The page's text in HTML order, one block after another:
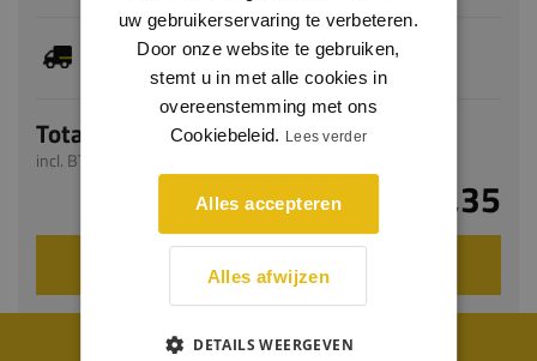
Dit artikel is voorradig, de verwachte levertijd
bedraagt 1-3 werkdagen
Totaal
incl. BTW
€ 103,35
VOEG TOE AAN WINKELWAGEN
WIJ WORDEN BEOORDEELD MET EEN 8.8
uw gebruikerservaring te verbeteren.
Door onze website te gebruiken,
stemt u in met alle cookies in
overeenstemming met ons
Cookiebeleid. Lees verder
Alles accepteren
Alles afwijzen
DETAILS WEERGEVEN